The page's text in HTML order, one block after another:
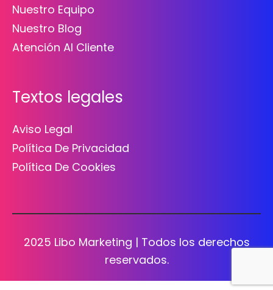
Nuestro Equipo
Nuestro Blog
Atención Al Cliente
Textos legales
Aviso Legal
Política De Privacidad
Política De Cookies
2025 Libo Marketing | Todos los derechos
reservados.